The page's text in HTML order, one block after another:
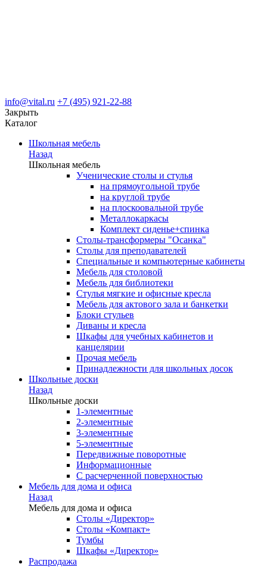
info@vital.ru +7 (495) 921-22-88
Закрыть
Каталог
Школьная мебель
Назад
Школьная мебель
Ученические столы и стулья
на прямоугольной трубе
на круглой трубе
на плоскоовальной трубе
Металлокаркасы
Комплект сиденье+спинка
Столы-трансформеры "Осанка"
Столы для преподавателей
Специальные и компьютерные кабинеты
Мебель для столовой
Мебель для библиотеки
Стулья мягкие и офисные кресла
Мебель для актового зала и банкетки
Блоки стульев
Диваны и кресла
Шкафы для учебных кабинетов и
канцелярии
Прочая мебель
Принадлежности для школьных досок
Школьные доски
Назад
Школьные доски
1-элементные
2-элементные
3-элементные
5-элементные
Передвижные поворотные
Информационные
С расчерченной поверхностью
Мебель для дома и офиса
Назад
Мебель для дома и офиса
Столы «Директор»
Столы «Компакт»
Тумбы
Шкафы «Директор»
Распродажа